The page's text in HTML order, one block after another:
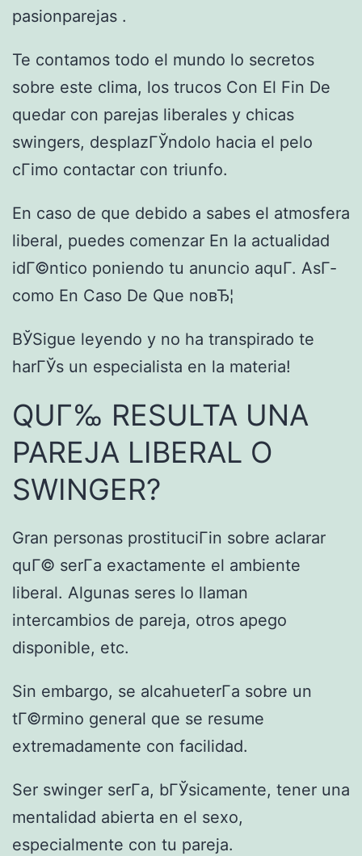
pasionparejas .
Te contamos todo el mundo lo secretos
sobre este clima, los trucos Con El Fin De
quedar con parejas liberales y chicas
swingers, desplazГЎndolo hacia el pelo
cГіmo contactar con triunfo.
En caso de que debido a sabes el atmosfera
liberal, puedes comenzar En la actualidad
idГ©ntico poniendo tu anuncio aquГ­. AsГ­
como En Caso De Que noвЂ¦
ВЎSigue leyendo y no ha transpirado te
harГЎs un especialista en la materia!
QUГ‰ RESULTA UNA
PAREJA LIBERAL O
SWINGER?
Gran personas prostituciГіn sobre aclarar
quГ© serГ­a exactamente el ambiente
liberal. Algunas seres lo llaman
intercambios de pareja, otros apego
disponible, etc.
Sin embargo, se alcahueterГ­a sobre un
tГ©rmino general que se resume
extremadamente con facilidad.
Ser swinger serГ­a, bГЎsicamente, tener una
mentalidad abierta en el sexo,
especialmente con tu pareja.